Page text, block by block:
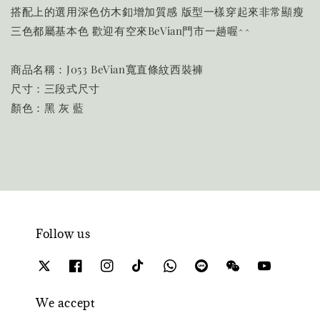
搭配上的選用深色仿木釦增加質感 版型一樣穿起來非常顯瘦
三色都屬基本色 歡迎有空來BeVian門市一趟喔^^
商品名稱：J053 BeVian寬直條紋西裝褲
尺寸：三段式尺寸
顏色：黑 灰 藍
Follow us
We accept